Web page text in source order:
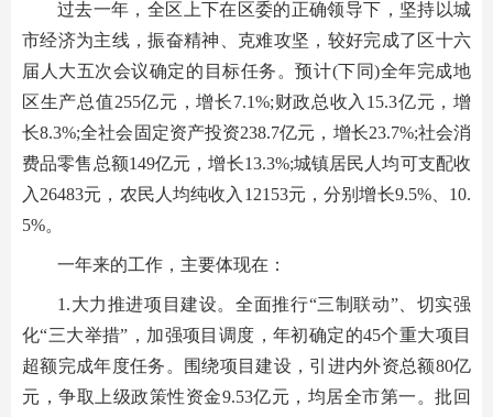
过去一年，全区上下在区委的正确领导下，坚持以城
市经济为主线，振奋精神、克难攻坚，较好完成了区十六
届人大五次会议确定的目标任务。预计(下同)全年完成地
区生产总值255亿元，增长7.1%;财政总收入15.3亿元，增
长8.3%;全社会固定资产投资238.7亿元，增长23.7%;社会消
费品零售总额149亿元，增长13.3%;城镇居民人均可支配收
入26483元，农民人均纯收入12153元，分别增长9.5%、10.
5%。
一年来的工作，主要体现在：
1.大力推进项目建设。全面推行“三制联动”、切实强
化“三大举措”，加强项目调度，年初确定的45个重大项目
超额完成年度任务。围绕项目建设，引进内外资总额80亿
元，争取上级政策性资金9.53亿元，均居全市第一。批回